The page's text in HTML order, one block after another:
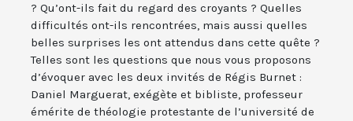
? Qu’ont-ils fait du regard des croyants ? Quelles
difficultés ont-ils rencontrées, mais aussi quelles
belles surprises les ont attendus dans cette quête ?
Telles sont les questions que nous vous proposons
d’évoquer avec les deux invités de Régis Burnet :
Daniel Marguerat, exégète et bibliste, professeur
émérite de théologie protestante de l’université de